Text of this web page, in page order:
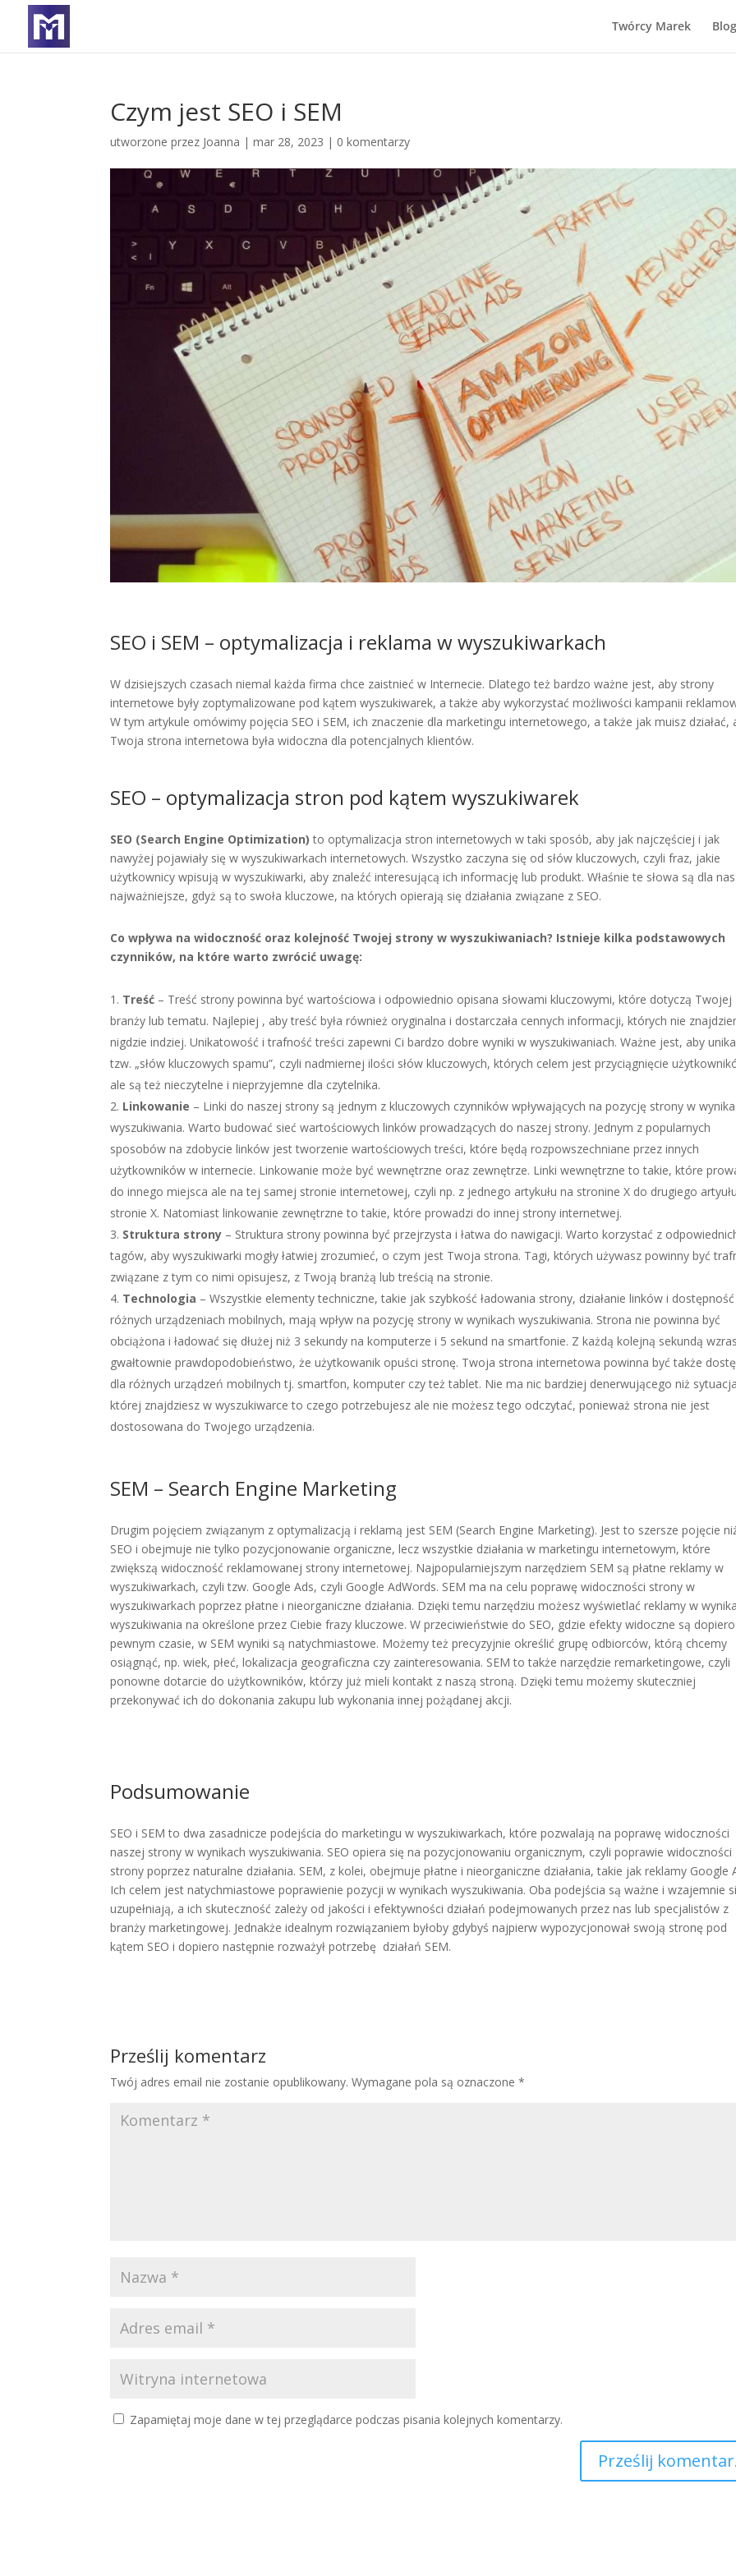
Twórcy Marek Blog
Czym jest SEO i SEM
utworzone przez Joanna |mar 28, 2023 | 0 komentarzy
SEO i SEM – optymalizacja i reklama w wyszukiwarkach
W dzisiejszych czasach niemal każda firma chce zaistnieć w Internecie. Dlatego też bardzo ważne jest, aby strony
internetowe były zoptymalizowane pod kątem wyszukiwarek, a także aby wykorzystać możliwości kampanii
W tym artykule omówimy pojęcia SEO i SEM, ich znaczenie dla marketingu internetowego, a także jak muisz działać,
Twoja strona internetowa była widoczna dla potencjalnych klientów.
SEO – optymalizacja stron pod kątem wyszukiwarek
SEO (Search Engine Optimization) to optymalizacja stron internetowych w taki sposób, aby jak najczęściej i jak
nawyżej pojawiały się w wyszukiwarkach internetowych. Wszystko zaczyna się od słów kluczowych, czyli fraz, jakie
użytkownicy wpisują w wyszukiwarki, aby znaleźć interesującą ich informację lub produkt. Właśnie te słowa są dla nas
najważniejsze, gdyż są to swoła kluczowe, na których opierają się działania związane z SEO.
Co wpływa na widoczność oraz kolejność Twojej strony w wyszukiwaniach? Istnieje kilka podstawowych
czynników, na które warto zwrócić uwagę:
Treść – Treść strony powinna być wartościowa i odpowiednio opisana słowami kluczowymi, które dotyczą Twojej
branży lub tematu. Najlepiej , aby treść była również oryginalna i dostarczała cennych informacji, których nie
nigdzie indziej. Unikatowość i trafność treści zapewni Ci bardzo dobre wyniki w wyszukiwaniach. Ważne jest, aby
tzw. „słów kluczowych spamu”, czyli nadmiernej ilości słów kluczowych, których celem jest przyciągnięcie
ale są też nieczytelne i nieprzyjemne dla czytelnika.
Linkowanie – Linki do naszej strony są jednym z kluczowych czynników wpływających na pozycję strony w
wyszukiwania. Warto budować sieć wartościowych linków prowadzących do naszej strony. Jednym z popularnych
sposobów na zdobycie linków jest tworzenie wartościowych treści, które będą rozpowszechniane przez innych
użytkowników w internecie. Linkowanie może być wewnętrzne oraz zewnętrze. Linki wewnętrzne to takie, które
do innego miejsca ale na tej samej stronie internetowej, czyli np. z jednego artykułu na stronine X do drugiego
stronie X. Natomiast linkowanie zewnętrzne to takie, które prowadzi do innej strony internetwej.
Struktura strony – Struktura strony powinna być przejrzysta i łatwa do nawigacji. Warto korzystać z
tagów, aby wyszukiwarki mogły łatwiej zrozumieć, o czym jest Twoja strona. Tagi, których używasz powinny być
związane z tym co nimi opisujesz, z Twoją branżą lub treścią na stronie.
Technologia – Wszystkie elementy techniczne, takie jak szybkość ładowania strony, działanie linków i
różnych urządzeniach mobilnych, mają wpływ na pozycję strony w wynikach wyszukiwania. Strona nie powinna być
obciążona i ładować się dłużej niż 3 sekundy na komputerze i 5 sekund na smartfonie. Z każdą kolejną sekundą
gwałtownie prawdopodobieństwo, że użytkowanik opuści stronę. Twoja strona internetowa powinna być także
dla różnych urządzeń mobilnych tj. smartfon, komputer czy też tablet. Nie ma nic bardziej denerwującego niż
której znajdziesz w wyszukiwarce to czego potrzebujesz ale nie możesz tego odczytać, ponieważ strona nie jest
dostosowana do Twojego urządzenia.
SEM – Search Engine Marketing
Drugim pojęciem związanym z optymalizacją i reklamą jest SEM (Search Engine Marketing). Jest to szersze pojęcie
SEO i obejmuje nie tylko pozycjonowanie organiczne, lecz wszystkie działania w marketingu internetowym, które
zwiększą widoczność reklamowanej strony internetowej. Najpopularniejszym narzędziem SEM są płatne reklamy w
wyszukiwarkach, czyli tzw. Google Ads, czyli Google AdWords. SEM ma na celu poprawę widoczności strony w
wyszukiwarkach poprzez płatne i nieorganiczne działania. Dzięki temu narzędziu możesz wyświetlać reklamy w
wyszukiwania na określone przez Ciebie frazy kluczowe. W przeciwieństwie do SEO, gdzie efekty widoczne są
pewnym czasie, w SEM wyniki są natychmiastowe. Możemy też precyzyjnie określić grupę odbiorców, którą chcemy
osiągnąć, np. wiek, płeć, lokalizacja geograficzna czy zainteresowania. SEM to także narzędzie remarketingowe, czyli
ponowne dotarcie do użytkowników, którzy już mieli kontakt z naszą stroną. Dzięki temu możemy skuteczniej
przekonywać ich do dokonania zakupu lub wykonania innej pożądanej akcji.
Podsumowanie
SEO i SEM to dwa zasadnicze podejścia do marketingu w wyszukiwarkach, które pozwalają na poprawę widoczności
naszej strony w wynikach wyszukiwania. SEO opiera się na pozycjonowaniu organicznym, czyli poprawie widoczności
strony poprzez naturalne działania. SEM, z kolei, obejmuje płatne i nieorganiczne działania, takie jak reklamy Google
Ich celem jest natychmiastowe poprawienie pozycji w wynikach wyszukiwania. Oba podejścia są ważne i wzajemnie
uzupełniają, a ich skuteczność zależy od jakości i efektywności działań podejmowanych przez nas lub specjalistów z
branży marketingowej. Jednakże idealnym rozwiązaniem byłoby gdybyś najpierw wypozycjonował swoją stronę pod
kątem SEO i dopiero następnie rozważył potrzebę działań SEM.
Prześlij komentarz
Twój adres email nie zostanie opublikowany. Wymagane pola są oznaczone*
Zapamiętaj moje dane w tej przeglądarce podczas pisania kolejnych komentarzy.